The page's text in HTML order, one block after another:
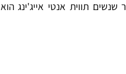
ההזדקנות הטבעי-